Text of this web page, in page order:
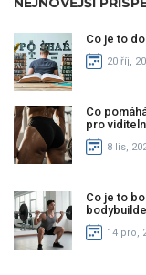
Co je to
20 říj,
Co
pro
8 lis,
Co je to
14 pro,